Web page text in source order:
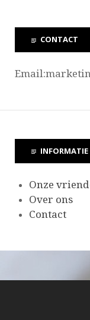
CONTACT
INFORMATIE
Onze
Over ons
Contact